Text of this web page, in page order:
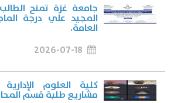
جامعة غزة تمنح
المجيد علي درجة
العامة.
2026-07-18
كلية العلوم
مشاريع طلبة قسم